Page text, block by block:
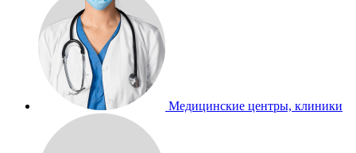
Медицинские центры, клиники